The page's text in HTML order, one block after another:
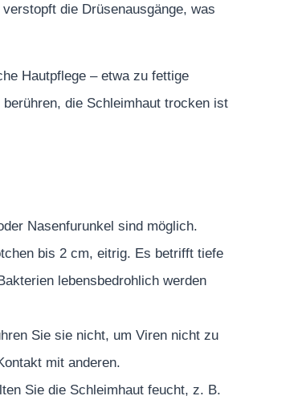
die Drüsenausgänge, was
Hautpflege – etwa zu fettige
die Schleimhaut trocken ist
Nasenfurunkel sind möglich.
bis 2 cm, eitrig. Es betrifft tiefe
lebensbedrohlich werden
Sie sie nicht, um Viren nicht zu
mit anderen.
Sie die Schleimhaut feucht, z. B.